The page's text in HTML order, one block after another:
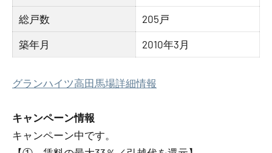
総戸数 205戸
築年月 2010年3月
グランハイツ高田馬場詳細情報
キャンペーン情報
キャンペーン中です。